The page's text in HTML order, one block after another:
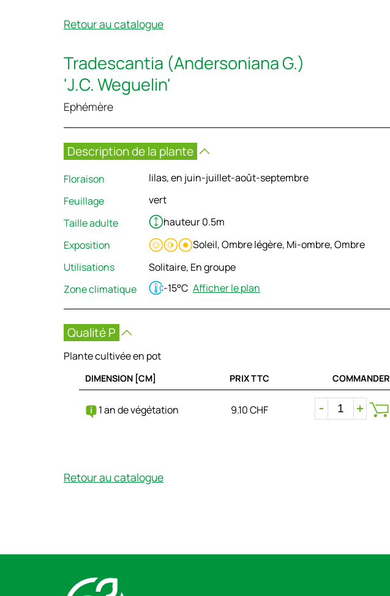
Retour au catalogue
Tradescantia (Andersoniana G.)
'J.C. Weguelin'
Ephémère
Description de la plante
Floraison
lilas, en juin-juillet-août-septembre
Feuillage
vert
Taille adulte
hauteur 0.5m
Exposition
Soleil, Ombre légère, Mi-ombre, Ombre
Utilisations
Solitaire, En groupe
Zone climatique
-15°C Afficher le plan
Qualité P
Plante cultivée en pot
DIMENSION [CM] PRIX TTC COMMANDER
1 an de végétation 9.10 CHF
Retour au catalogue